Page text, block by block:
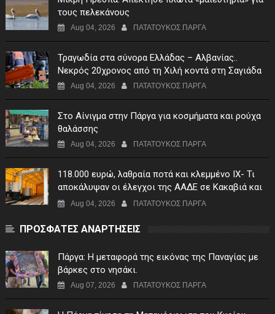
τους πελεκάνους
Aug 04, 2026 ΠΑΤΑΤΟΥΚΟΣ ΠΑΡΓΑ
Τραγωδία στα σύνορα Ελλάδας – Αλβανίας..
Νεκρός 20χρονος από τη Χιλή κοντά στη Σαγιάδα
Aug 04, 2026 ΠΑΤΑΤΟΥΚΟΣ ΠΑΡΓΑ
Στο Αίνιγμα στην Πάργα για κοσμήματα και ρούχα
θαλάσσης
Aug 04, 2026 ΠΑΤΑΤΟΥΚΟΣ ΠΑΡΓΑ
118.000 ευρώ, λαθραία ποτά και κλεμμένο ΙΧ- Τι
αποκάλυψαν οι έλεγχοι της ΑΑΔΕ σε Κακαβιά και
Μαυρομάτι
Aug 04, 2026 ΠΑΤΑΤΟΥΚΟΣ ΠΑΡΓΑ
ΠΡΟΣΦΑΤΕΣ ΑΝΑΡΤΗΣΕΙΣ
Πάργα: Η μεταφορά της εικόνας της Παναγίας με
βάρκες στο νησάκι.
Aug 07, 2026 ΠΑΤΑΤΟΥΚΟΣ ΠΑΡΓΑ